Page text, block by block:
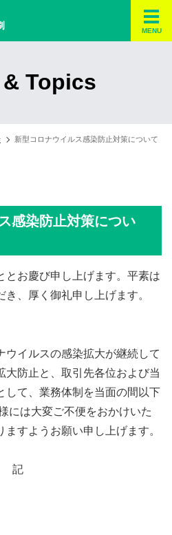
MENU
Topics
新型コロナウイルス感染防止対策について
とお慶び申し上げます。平素は
、厚く御礼申し上げます。
ウイルスの感染拡大が継続して
大防止と、取引先各位および当
して、業務体制を当面の間以下
には大変ご不便をおかけいた
すようお願い申し上げます。
記